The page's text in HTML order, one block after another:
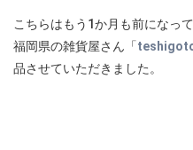
こちらはもう1か月も前になっ
福岡県の雑貨屋さん「
品させていただきました。